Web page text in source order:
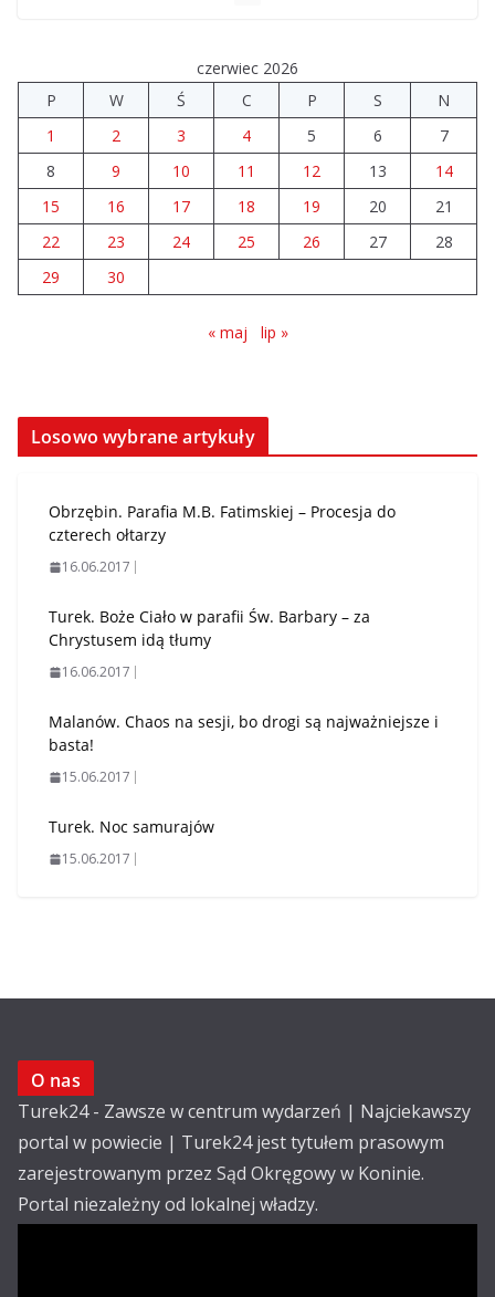
czerwiec 2026
P
W Ś C P S
N
1
2 3 4 5 6
7
8
9 10 11 12 13
14
15
16 17 18 19 20
21
22
23 24 25 26 27
28
29
30
« maj lip »
Losowo wybrane artykuły
Obrzębin. Parafia M.B. Fatimskiej – Procesja do
czterech ołtarzy
16.06.2017
Turek. Boże Ciało w parafii Św. Barbary – za
Chrystusem idą tłumy
16.06.2017
Malanów. Chaos na sesji, bo drogi są najważniejsze i
basta!
15.06.2017
Turek. Noc samurajów
15.06.2017
O nas
Turek24 - Zawsze w centrum wydarzeń | Najciekawszy
portal w powiecie | Turek24 jest tytułem prasowym
zarejestrowanym przez Sąd Okręgowy w Koninie.
Portal niezależny od lokalnej władzy.